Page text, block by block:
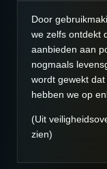
Door
we zelfs ontdekt
aanbieden aan
nogmaals
wordt gewekt
hebben we op
(Uit
zien)